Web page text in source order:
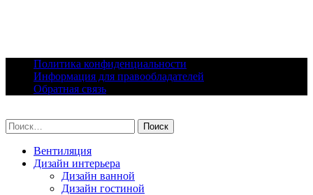
content
Политика конфиденциальности
Информация для правообладателей
Обратная связь
Найти:
Вентиляция
Дизайн интерьера
Дизайн ванной
Дизайн гостиной